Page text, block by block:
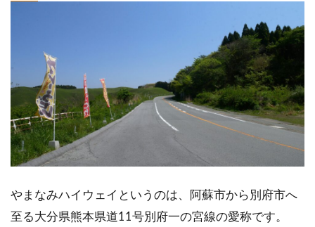
やまなみハイウェイというのは、阿蘇市から別府市へ
至る大分県熊本県道11号別府一の宮線の愛称です。